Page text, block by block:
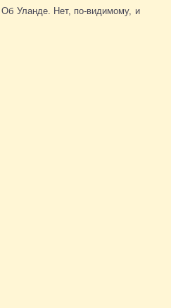
Уланде. Нет, по-видимому, и